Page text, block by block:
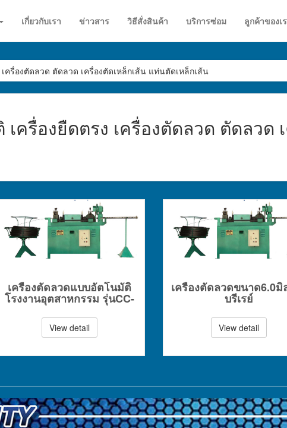
เกี่ยวกับเรา ข่าวสาร วิธีสั่งสินค้า บริการซ่อม ลูกค้าของเ
ครื่องตัดลวด ตัดลวด เครื่องตัดเหล็กเส้น แท่นตัดเหล็กเส้น
ครื่องยืดตรง เครื่องตัดลวด ตัดลวด
เครื่องตัดลวดแบบอัตโนมัติ
โรงงานอุตสาหกรรม รุ่นCC-
View detail
เครื่องตัดลวดขนาด6.0มิ
บรีเรย์
View detail